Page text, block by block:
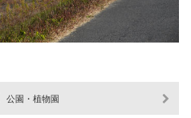
公園・植物園